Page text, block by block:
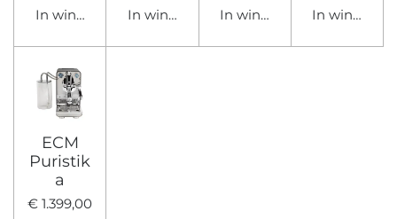
In winkelwagenIn winkelwagenIn winkelwagen
In
ECM
Puristik
a
€ 1.399,00